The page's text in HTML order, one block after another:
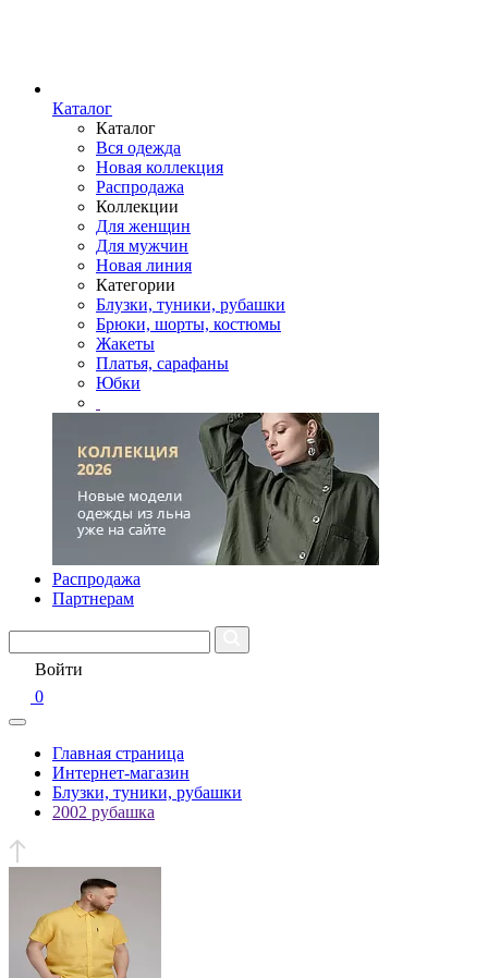
Каталог
Каталог
Вся одежда
Новая коллекция
Распродажа
Коллекции
Для женщин
Для мужчин
Новая линия
Категории
Блузки, туники, рубашки
Брюки, шорты, костюмы
Жакеты
Платья, сарафаны
Юбки
Распродажа
Партнерам
Войти
0
Главная страница
Интернет-магазин
Блузки, туники, рубашки
2002 рубашка